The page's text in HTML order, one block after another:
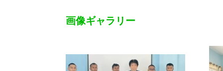
画像ギャラリー